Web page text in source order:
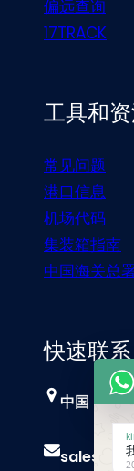
偏远查询
17TRACK
工具和
常见问题
港口信息
机场代码
集装箱指南
中国海关总
快速联系
中国，广州